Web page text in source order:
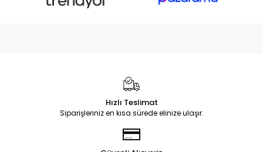
Hızlı Teslimat
Siparişleriniz en kısa sürede elinize ulaşır.